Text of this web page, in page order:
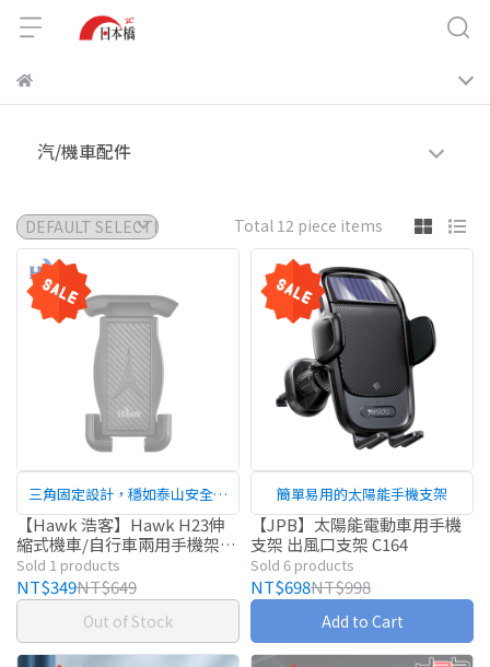
汽/機車配件
Total 12 piece items
三角固定設計，穩如泰山安全第
一
【Hawk 浩客】Hawk H23伸
縮式機車/自行車兩用手機架
(19-HCM230BK)
Sold 1 products
NT$349NT$649
Out of Stock
簡單易用的太陽能手機支架
【JPB】太陽能電動車用手機
支架 出風口支架 C164
Sold 6 products
NT$698NT$998
Add to Cart